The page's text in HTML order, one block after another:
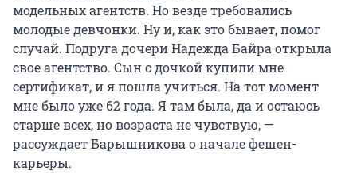
модельных агентств. Но везде требовались
молодые девчонки. Ну и, как это бывает, помог
случай. Подруга дочери Надежда Байра открыла
свое агентство. Сын с дочкой купили мне
сертификат, и я пошла учиться. На тот момент
мне было уже 62 года. Я там была, да и остаюсь
старше всех, но возраста не чувствую, —
рассуждает Барышникова о начале фешен-
карьеры.